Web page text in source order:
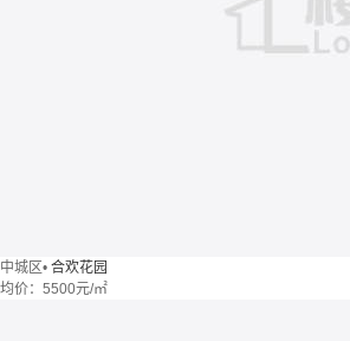
中城区• 合欢花园
均价： 5500元/㎡